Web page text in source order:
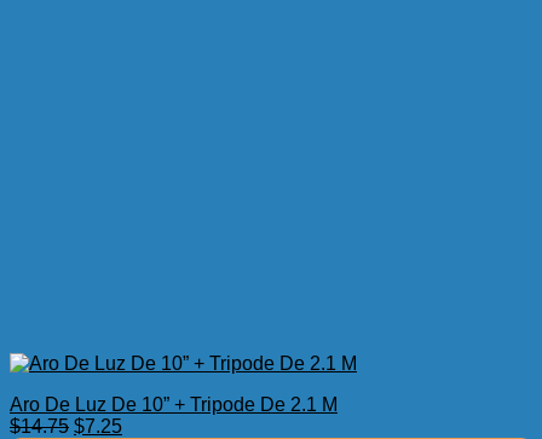
Aro De Luz De 10” + Tripode De 2.1 M
$14.75 El
$7.25El